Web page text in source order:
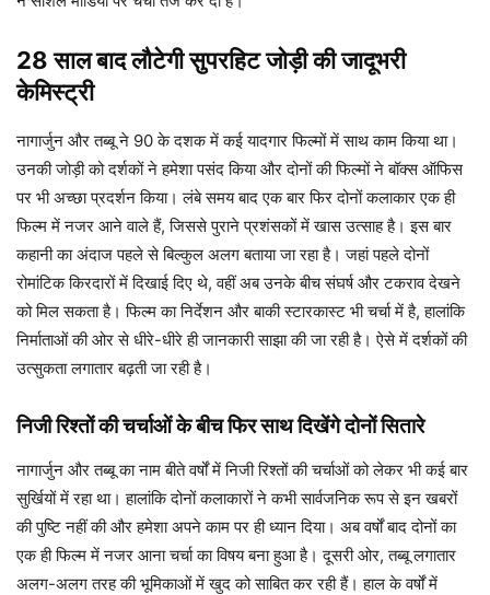
28 साल बाद लौटेगी सुपरहिट जोड़ी की जादूभरी
केमिस्ट्री
नागार्जुन और तब्बू ने 90 के दशक में कई यादगार फिल्मों में साथ काम किया था।
उनकी जोड़ी को दर्शकों ने हमेशा पसंद किया और दोनों की फिल्मों ने बॉक्स ऑफिस
पर भी अच्छा प्रदर्शन किया। लंबे समय बाद एक बार फिर दोनों कलाकार एक ही
फिल्म में नजर आने वाले हैं, जिससे पुराने प्रशंसकों में खास उत्साह है। इस बार
कहानी का अंदाज पहले से बिल्कुल अलग बताया जा रहा है। जहां पहले दोनों
रोमांटिक किरदारों में दिखाई दिए थे, वहीं अब उनके बीच संघर्ष और टकराव देखने
को मिल सकता है। फिल्म का निर्देशन और बाकी स्टारकास्ट भी चर्चा में है, हालांकि
निर्माताओं की ओर से धीरे-धीरे ही जानकारी साझा की जा रही है। ऐसे में दर्शकों की
उत्सुकता लगातार बढ़ती जा रही है।
निजी रिश्तों की चर्चाओं के बीच फिर साथ दिखेंगे दोनों सितारे
नागार्जुन और तब्बू का नाम बीते वर्षों में निजी रिश्तों की चर्चाओं को लेकर भी कई बार
सुर्खियों में रहा था। हालांकि दोनों कलाकारों ने कभी सार्वजनिक रूप से इन खबरों
की पुष्टि नहीं की और हमेशा अपने काम पर ही ध्यान दिया। अब वर्षों बाद दोनों का
एक ही फिल्म में नजर आना चर्चा का विषय बना हुआ है। दूसरी ओर, तब्बू लगातार
अलग-अलग तरह की भूमिकाओं में खुद को साबित कर रही हैं। हाल के वर्षों में